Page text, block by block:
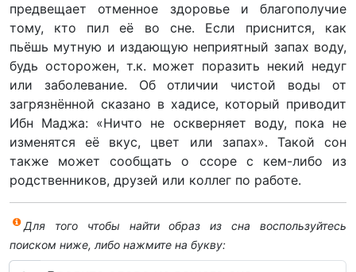
предвещает отменное здоровье и благополучие
тому, кто пил её во сне. Если приснится, как
пьёшь мутную и издающую неприятный запах воду,
будь осторожен, т.к. может поразить некий недуг
или заболевание. Об отличии чистой воды от
загрязнённой сказано в хадисе, который приводит
Ибн Маджа: «Ничто не оскверняет воду, пока не
изменятся её вкус, цвет или запах». Такой сон
также может сообщать о ссоре с кем-либо из
родственников, друзей или коллег по работе.
Для того чтобы найти образ из сна воспользуйтесь
поиском ниже, либо нажмите на букву: